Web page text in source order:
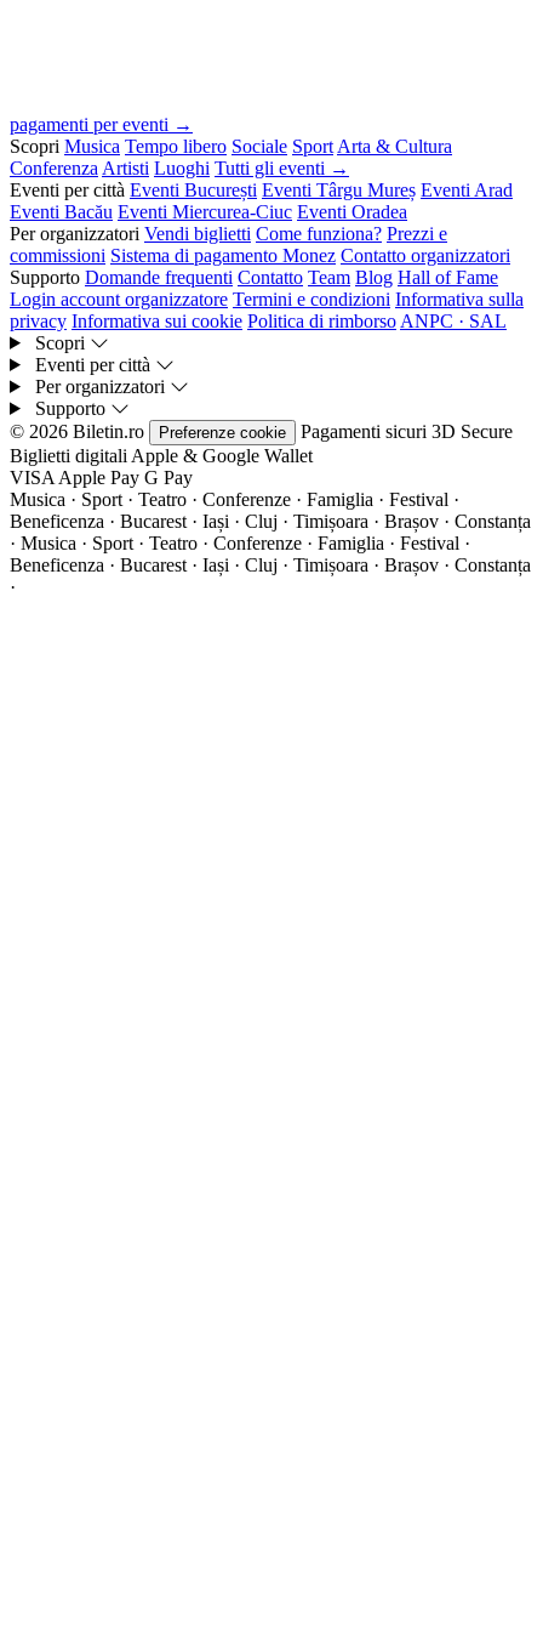
pagamenti per eventi →
Scopri Musica Tempo libero Sociale Sport Arta & Cultura
Conferenza Artisti Luoghi Tutti gli eventi →
Eventi per città Eventi București Eventi Târgu Mureș Eventi Arad
Eventi Bacău Eventi Miercurea-Ciuc Eventi Oradea
Per organizzatori Vendi biglietti Come funziona? Prezzi e
commissioni Sistema di pagamento Monez Contatto organizzatori
Supporto Domande frequenti Contatto Team Blog Hall of Fame
Login account organizzatore Termini e condizioni Informativa sulla
privacy Informativa sui cookie Politica di rimborso ANPC · SAL
Scopri
Eventi per città
Per organizzatori
Supporto
© 2026 Biletin.ro
Preferenze cookie Pagamenti sicuri 3D Secure
Biglietti digitali Apple & Google Wallet
VISA Apple Pay G Pay
Musica · Sport · Teatro · Conferenze · Famiglia · Festival ·
Beneficenza · Bucarest · Iași · Cluj · Timișoara · Brașov · Constanța
· Musica · Sport · Teatro · Conferenze · Famiglia · Festival ·
Beneficenza · Bucarest · Iași · Cluj · Timișoara · Brașov · Constanța
·